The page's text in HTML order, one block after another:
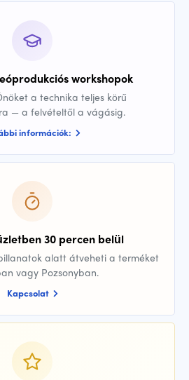
workshopok
a technika teljes körű
— a felvételtől a vágásig.
információk:
30 percen belül
alatt átveheti a terméket
vagy Pozsonyban.
Kapcsolat